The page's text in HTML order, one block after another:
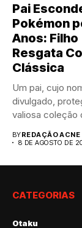
Pai
Pokémon
Anos: Filho
Resgata
Clássica
Um pai, cujo
divulgado,
valiosa coleção
BYREDAÇÃO ACNE
8 DE AGOSTO DE
CATEGORIAS
Otaku